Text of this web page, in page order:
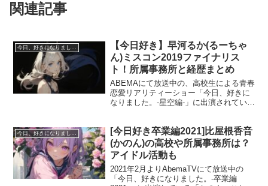
関連記事
今日、好きになりました。
【今日好き】早河るか(るーちゃ
ん)ミスコン2019ファイナリス
ト！所属事務所と経歴まとめ
ABEMAにて放送中の、高校生による青春
恋愛リアリティーショー「今日、好きに
なりました。-星空編-」に出演されている
て、ファイナリストに選ばれています。
「今日好...
[今日好き卒業編2021]比屋根香音
(かのん)の高校や所属事務所は？
アイドル活動も
2021年2月よりAbemaTVにて放送中の
「今日、好きになりました。-卒業編